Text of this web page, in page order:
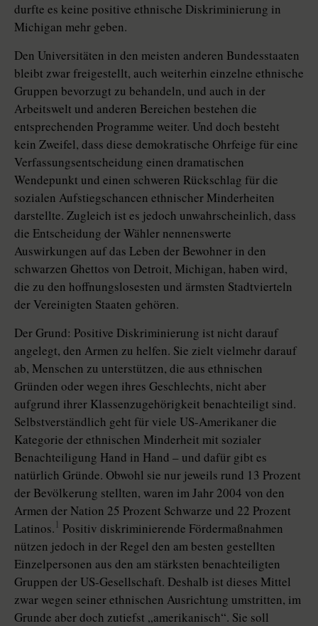
durfte es keine positive ethnische Diskriminierung in
Michigan mehr geben.
Den Universitäten in den meisten anderen Bundesstaaten
bleibt zwar freigestellt, auch weiterhin einzelne ethnische
Gruppen bevorzugt zu behandeln, und auch in der
Arbeitswelt und anderen Bereichen bestehen die
entsprechenden Programme weiter. Und doch besteht
kein Zweifel, dass diese demokratische Ohrfeige für eine
Verfassungsentscheidung einen dramatischen
Wendepunkt und einen schweren Rückschlag für die
sozialen Aufstiegschancen ethnischer Minderheiten
darstellte. Zugleich ist es jedoch unwahrscheinlich, dass
die Entscheidung der Wähler nennenswerte
Auswirkungen auf das Leben der Bewohner in den
schwarzen Ghettos von Detroit, Michigan, haben wird,
die zu den hoffnungslosesten und ärmsten Stadtvierteln
der Vereinigten Staaten gehören.
Der Grund: Positive Diskriminierung ist nicht darauf
angelegt, den Armen zu helfen. Sie zielt vielmehr darauf
ab, Menschen zu unterstützen, die aus ethnischen
Gründen oder wegen ihres Geschlechts, nicht aber
aufgrund ihrer Klassenzugehörigkeit benachteiligt sind.
Selbstverständlich geht für viele US-Amerikaner die
Kategorie der ethnischen Minderheit mit sozialer
Benachteiligung Hand in Hand – und dafür gibt es
natürlich Gründe. Obwohl sie nur jeweils rund 13 Prozent
der Bevölkerung stellten, waren im Jahr 2004 von den
Armen der Nation 25 Prozent Schwarze und 22 Prozent
Latinos. 1 Positiv diskriminierende Fördermaßnahmen
nützen jedoch in der Regel den am besten gestellten
Einzelpersonen aus den am stärksten benachteiligten
Gruppen der US-Gesellschaft. Deshalb ist dieses Mittel
zwar wegen seiner ethnischen Ausrichtung umstritten, im
Grunde aber doch zutiefst „amerikanisch“. Sie soll